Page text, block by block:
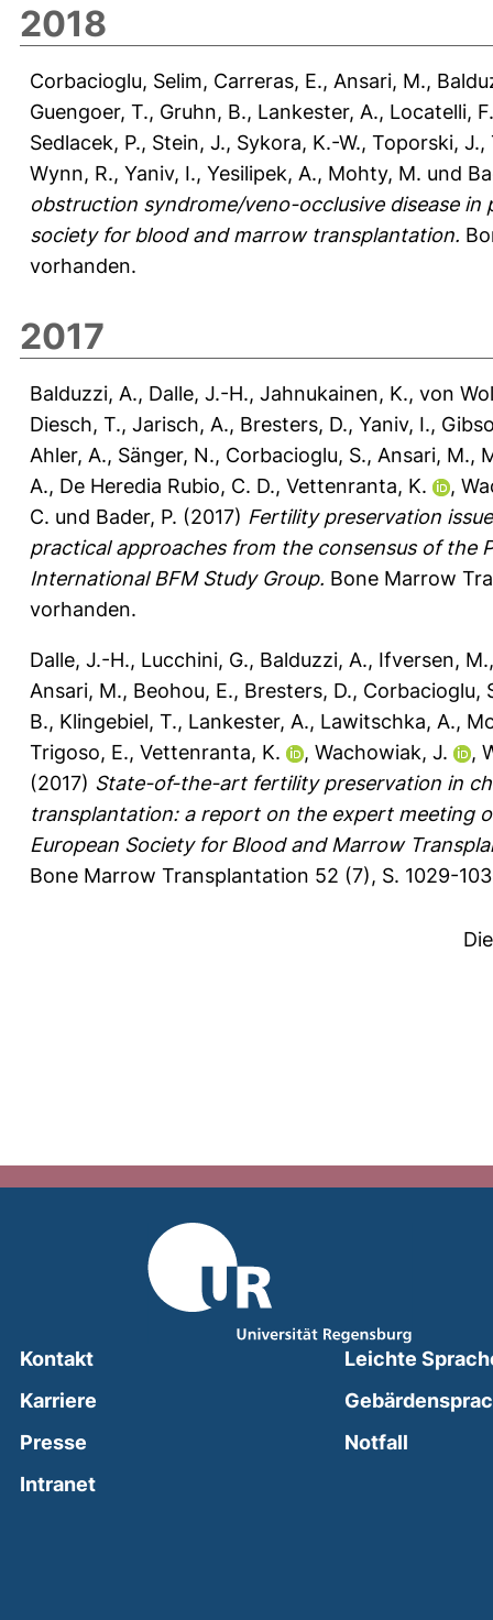
2018
Corbacioglu, Selim, Carreras, E., Ansari, M.,
Guengoer, T., Gruhn, B., Lankester, A., Locatelli, F.
Sedlacek, P., Stein, J., Sykora, K.-W., Toporski, J.,
Wynn, R., Yaniv, I., Yesilipek, A., Mohty, M. und
obstruction syndrome/veno-occlusive disease
society for blood and marrow transplantation.
vorhanden.
2017
Balduzzi, A., Dalle, J.-H., Jahnukainen, K., von
Diesch, T., Jarisch, A., Bresters, D., Yaniv, I.,
Ahler, A., Sänger, N., Corbacioglu, S., Ansari, M.,
A., De Heredia Rubio, C. D., Vettenranta, K. ,
C. und Bader, P. (2017) Fertility preservation
practical approaches from the consensus of the
International BFM Study Group. Bone Marrow
vorhanden.
Dalle, J.-H., Lucchini, G., Balduzzi, A., Ifversen, M.
Ansari, M., Beohou, E., Bresters, D., Corbacioglu,
B., Klingebiel, T., Lankester, A., Lawitschka, A.,
Trigoso, E., Vettenranta, K. , Wachowiak, J. ,
(2017) State-of-the-art fertility preservation in
transplantation: a report on the expert meeting
European Society for Blood and Marrow
Bone Marrow Transplantation 52 (7), S. 1029-
Kontakt
Karriere
Presse
Intranet(external link, opens in a new window)
Leichte
Notfall